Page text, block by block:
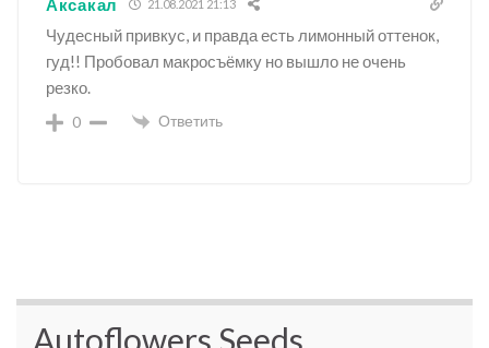
21.08.2021 21:13
Чудесный привкус, и правда есть лимонный оттенок,
гуд!! Пробовал макросъёмку но вышло не очень
резко.
0 Ответить
Autoflowers Seeds